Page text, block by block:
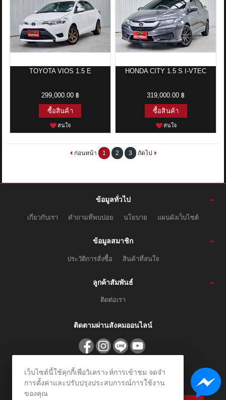
TOYOTA VIOS 1.5 E
299,000.00 ฿
ซื้อสินค้า
สนใจ
HONDA CITY 1.5 S I-VTEC
319,000.00 ฿
ซื้อสินค้า
สนใจ
ก่อนหน้า 1 2 3 ถัดไป
ข้อมูลทั่วไป
เกี่ยวกับเรา คำถามที่พบบ่อย นโยบาย แผนผังเว็บไซต์
ข้อมูลสมาชิก
ประวัติการสั่งซื้อ สินค้าที่สนใจ
ลูกค้าสัมพันธ์
ติดต่อเรา
ติดตามผ่านสังคมออนไลน์
สมัครรับข่าวสาร
ลงทะเบียนเพื่อรับข้อเสนอและส่วนลดพิเศษ
เว็บไซต์นี้ใช้คุกกี้เพื่อวิเคราะห์การเข้าชม จดจำ
การตั้งค่าและปรับปรุงประสบการณ์การใช้งาน
ของคุณ